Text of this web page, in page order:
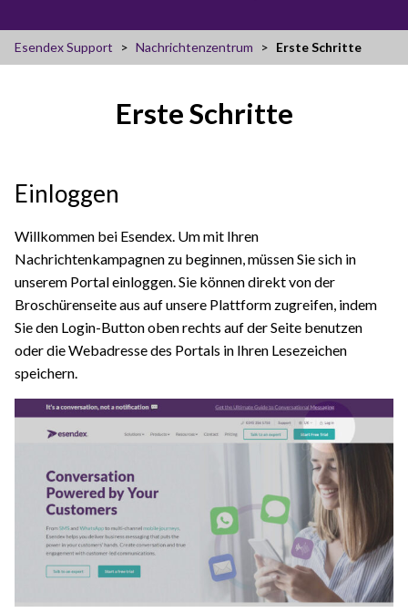
Esendex Support Nachrichtenzentrum Erste Schritte
Erste Schritte
Einloggen
Willkommen bei Esendex. Um mit Ihren
Nachrichtenkampagnen zu beginnen, müssen Sie sich in
unserem Portal einloggen. Sie können direkt von der
Broschürenseite aus auf unsere Plattform zugreifen, indem
Sie den Login-Button oben rechts auf der Seite benutzen
oder die Webadresse des Portals in Ihren Lesezeichen
speichern.